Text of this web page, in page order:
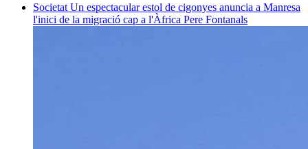
Societat Un espectacular estol de cigonyes anuncia a Manresa
l'inici de la migració cap a l'Àfrica Pere Fontanals